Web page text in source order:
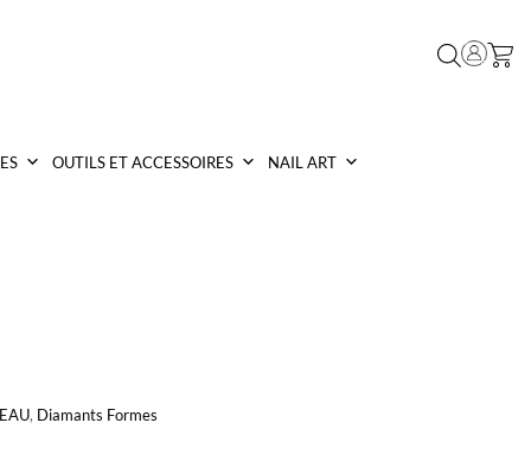
OUTILS ET ACCESSOIRES NAIL ART
, Diamants Formes